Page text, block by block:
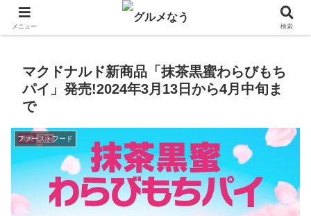
飲食店キャンペーン・食品飲料お菓子新発売のグルメニュース。
マクドナルド新商品「抹茶黒蜜わらびもち
パイ」発売!2024年3月13日から4月中旬ま
で
ファーストフード
メニュー 検索